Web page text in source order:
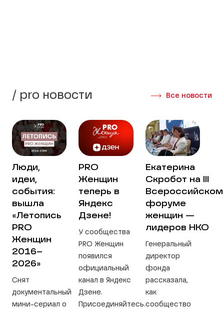
/ pro новости Все новости
Люди,
идеи,
события:
вышла
«Летопись
PRO
Женщин
2016–
2026»
Снят
документальный
мини-сериал о
PRO
Женщин
теперь в
Яндекс
Дзене!
У сообщества
PRO Женщин
появился
официальный
канал в Яндекс
Дзене.
Присоединяйтесь.
Екатерина
Скробот на III
Всероссийском
форуме
женщин —
лидеров НКО
Генеральный
директор
фонда
рассказала,
как
сообщество